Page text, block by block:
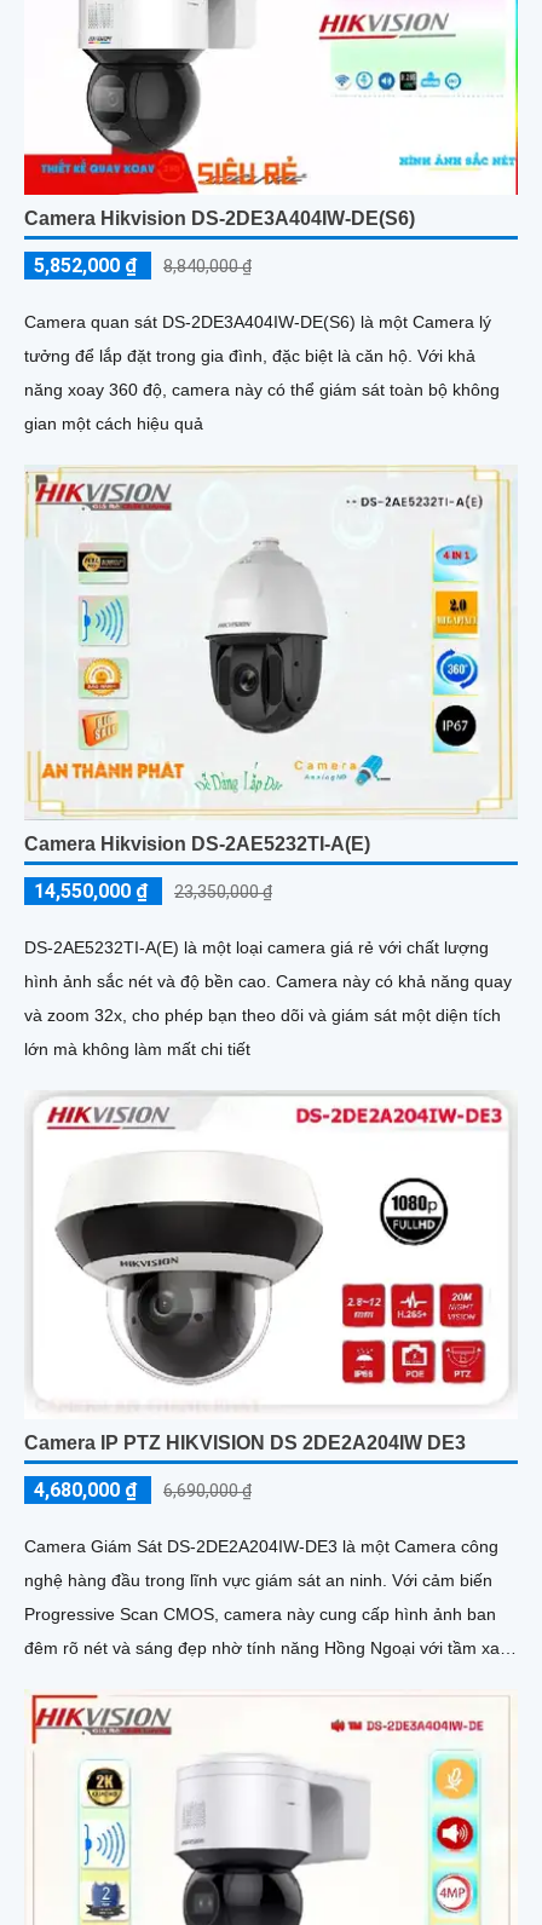
Camera Hikvision DS-2DE3A404IW-DE(S6)
5,852,000 ₫ 8,840,000 ₫
Camera quan sát DS-2DE3A404IW-DE(S6) là một Camera lý
tưởng để lắp đặt trong gia đình, đặc biệt là căn hộ. Với khả
năng xoay 360 độ, camera này có thể giám sát toàn bộ không
gian một cách hiệu quả
Camera Hikvision DS-2AE5232TI-A(E)
14,550,000 ₫ 23,350,000 ₫
DS-2AE5232TI-A(E) là một loại camera giá rẻ với chất lượng
hình ảnh sắc nét và độ bền cao. Camera này có khả năng quay
và zoom 32x, cho phép bạn theo dõi và giám sát một diện tích
lớn mà không làm mất chi tiết
Camera IP PTZ HIKVISION DS 2DE2A204IW DE3
4,680,000 ₫ 6,690,000 ₫
Camera Giám Sát DS-2DE2A204IW-DE3 là một Camera công
nghệ hàng đầu trong lĩnh vực giám sát an ninh. Với cảm biến
Progressive Scan CMOS, camera này cung cấp hình ảnh ban
đêm rõ nét và sáng đẹp nhờ tính năng Hồng Ngoại với tầm xa